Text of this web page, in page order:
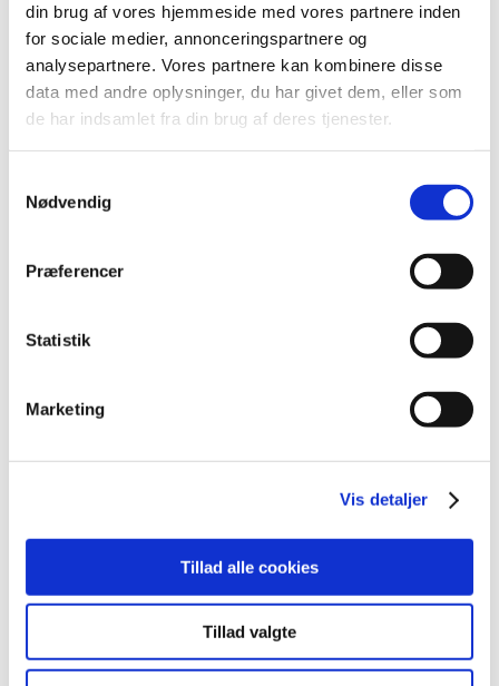
din brug af vores hjemmeside med vores partnere inden
for sociale medier, annonceringspartnere og
analysepartnere. Vores partnere kan kombinere disse
data med andre oplysninger, du har givet dem, eller som
de har indsamlet fra din brug af deres tjenester.
Nødvendig
Præferencer
Statistik
Marketing
Vis detaljer
Tillad alle cookies
Tillad valgte
TID
2016 (2)
2013 (1)
2010 (3)
marts (1)
2006 (1)